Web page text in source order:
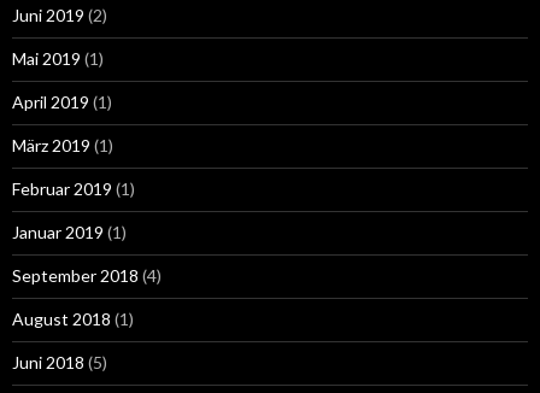
Juni 2019 (2)
Mai 2019 (1)
April 2019 (1)
März 2019 (1)
Februar 2019 (1)
Januar 2019 (1)
September 2018 (4)
August 2018 (1)
Juni 2018 (5)